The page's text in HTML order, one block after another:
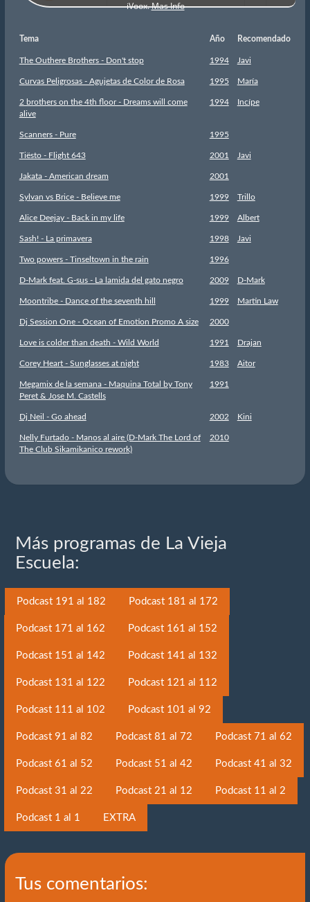
Tema Año Recomendado
The Outhere Brothers - Don't stop 1994 Javi
Curvas Peligrosas - Agujetas de Color de Rosa 1995 María
2 brothers on the 4th floor - Dreams will come
alive
1994 Incípe
Scanners - Pure 1995
Tiësto - Flight 643 2001 Javi
Jakata - American dream 2001
Sylvan vs Brice - Believe me 1999 Trillo
Alice Deejay - Back in my life 1999 Albert
Sash! - La primavera 1998 Javi
Two powers - Tinseltown in the rain 1996
D-Mark feat. G-sus - La lamida del gato negro 2009 D-Mark
Moontribe - Dance of the seventh hill 1999 Martin Law
Dj Session One - Ocean of Emotion Promo A size 2000
Love is colder than death - Wild World 1991 Drajan
Corey Heart - Sunglasses at night 1983 Aitor
Megamix de la semana - Maquina Total by Tony
Peret & Jose M. Castells
1991
Dj Neil - Go ahead 2002 Kini
Nelly Furtado - Manos al aire (D-Mark The Lord of
The Club Sikamikanico rework)
2010
Más programas de La Vieja
Escuela:
Podcast 191 al 182 Podcast 181 al 172
Podcast 171 al 162 Podcast 161 al 152
Podcast 151 al 142 Podcast 141 al 132
Podcast 131 al 122 Podcast 121 al 112
Podcast 111 al 102 Podcast 101 al 92
Podcast 91 al 82 Podcast 81 al 72 Podcast 71 al 62
Podcast 61 al 52 Podcast 51 al 42 Podcast 41 al 32
Podcast 31 al 22 Podcast 21 al 12 Podcast 11 al 2
Podcast 1 al 1 EXTRA
Tus comentarios: